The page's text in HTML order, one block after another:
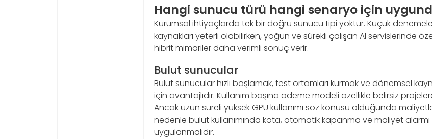
Hangi sunucu türü hangi senaryo için
Kurumsal ihtiyaçlarda tek bir doğru sunucu tipi yoktur. Küçük
kaynakları yeterli olabilirken, yoğun ve sürekli çalışan AI servislerinde
hibrit mimariler daha verimli sonuç verir.
Bulut sunucular
Bulut sunucular hızlı başlamak, test ortamları kurmak ve dönemsel
için avantajlıdır. Kullanım başına ödeme modeli özellikle belirsiz
Ancak uzun süreli yüksek GPU kullanımı söz konusu olduğunda
nedenle bulut kullanımında kota, otomatik kapanma ve maliyet
uygulanmalıdır.